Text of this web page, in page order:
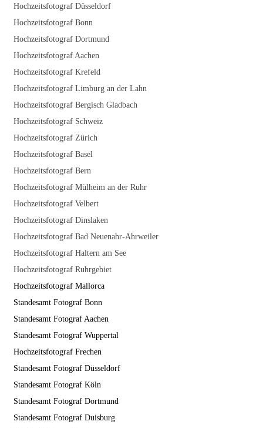
Hochzeitsfotograf Düsseldorf
Hochzeitsfotograf Bonn
Hochzeitsfotograf Dortmund
Hochzeitsfotograf Aachen
Hochzeitsfotograf Krefeld
Hochzeitsfotograf Limburg an der Lahn
Hochzeitsfotograf Bergisch Gladbach
Hochzeitsfotograf Schweiz
Hochzeitsfotograf Zürich
Hochzeitsfotograf Basel
Hochzeitsfotograf Bern
Hochzeitsfotograf Mülheim an der Ruhr
Hochzeitsfotograf Velbert
Hochzeitsfotograf Dinslaken
Hochzeitsfotograf Bad Neuenahr-Ahrweiler
Hochzeitsfotograf Haltern am See
Hochzeitsfotograf Ruhrgebiet
Hochzeitsfotograf Mallorca
Standesamt Fotograf Bonn
Standesamt Fotograf Aachen
Standesamt Fotograf Wuppertal
Hochzeitsfotograf Frechen
Standesamt Fotograf Düsseldorf
Standesamt Fotograf Köln
Standesamt Fotograf Dortmund
Standesamt Fotograf Duisburg